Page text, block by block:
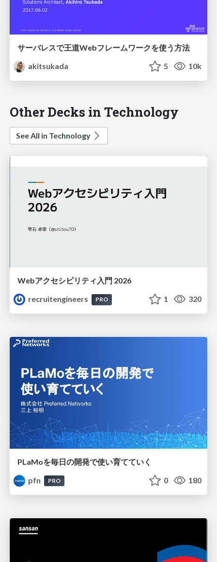
サーバレスで王道Webフレームワークを使う方法
akitsukada
5 10k
Other Decks in Technology
See All in Technology
Webアクセシビリティ入門 2026
recruitengineers
PRO 1 320
PLaMoを毎日の開発で使い育てていく
pfn
PRO 0 180